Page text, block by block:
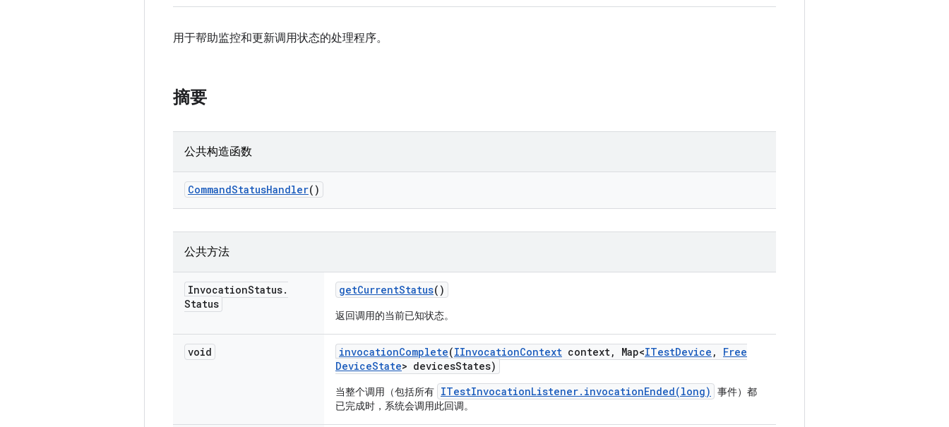
用于帮助监控和更新调用状态的处理程序。
摘要
公共构造函数
CommandStatusHandler()
公共方法
InvocationStatus.
Status
getCurrentStatus()
返回调用的当前已知状态。
void invocationComplete(IInvocationContext context, Map<ITestDevice ,
Free
DeviceState> devicesStates)
当整个调用（包括所有 ITestInvocationListener.invocationEnded(long)
事件）都
已完成时，系统会调用此回调。